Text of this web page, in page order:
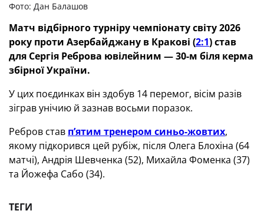
Фото: Дан Балашов
Матч відбірного турніру чемпіонату світу 2026
року проти Азербайджану в Кракові (2:1) став
для Сергія Реброва ювілейним — 30-м біля керма
збірної України.
У цих поєдинках він здобув 14 перемог, вісім разів
зіграв унічию й зазнав восьми поразок.
Ребров став п’ятим тренером синьо-жовтих,
якому підкорився цей рубіж, після Олега Блохіна (64
матчі), Андрія Шевченка (52), Михайла Фоменка (37)
та Йожефа Сабо (34).
ТЕГИ